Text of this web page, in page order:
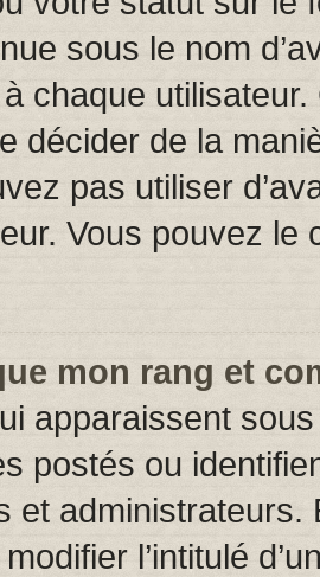
sous le nom
chaque utilisateur.
décider de la
pas utiliser
Vous pouvez
mon rang et
apparaissent
postés ou
et
l’intitulé